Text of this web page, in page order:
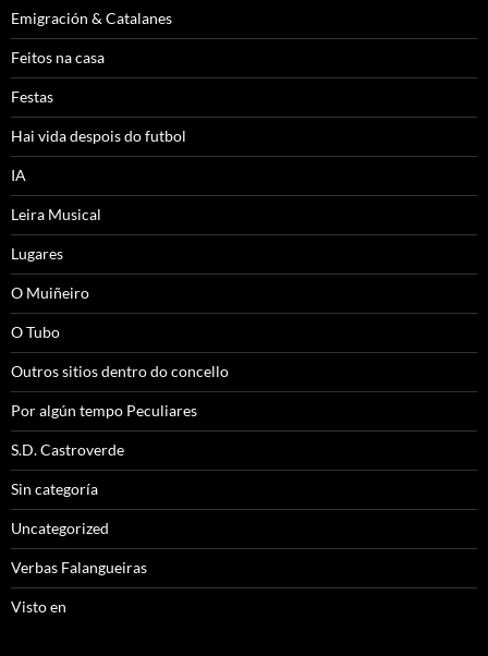
Emigración & Catalanes
Feitos na casa
Festas
Hai vida despois do futbol
IA
Leira Musical
Lugares
O Muiñeiro
O Tubo
Outros sitios dentro do concello
Por algún tempo Peculiares
S.D. Castroverde
Sin categoría
Uncategorized
Verbas Falangueiras
Visto en